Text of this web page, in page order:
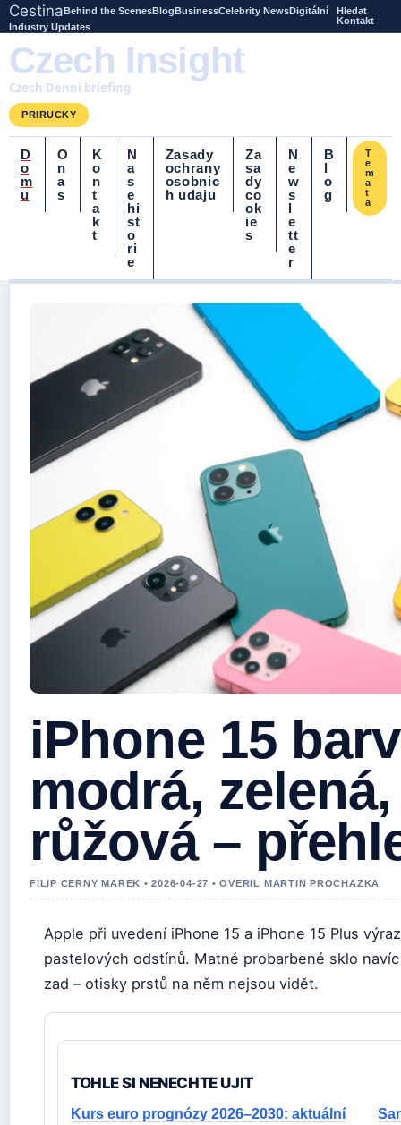
CestinaBehind the ScenesBlogBusinessCelebrity NewsDigitální
Industry Updates
Hledat
Kontakt
Czech Insight
Czech Denni briefing
PRIRUCKY
D
o
m
u
O
n
a
s
K
o
n
t
a
k
t
N
a
s
e
hi
st
o
ri
e
Zasady
ochrany
osobnic
h udaju
Za
sa
dy
co
ok
ie
s
N
e
w
s
l
e
tt
e
r
B
l
o
g
T
e
m
a
t
a
iPhone 15
modrá,
růžová –
FILIP CERNY MAREK • 2026-04-27 • OVERIL MARTIN PROCHAZKA
Apple při uvedení iPhone 15 a iPhone 15 Plus
pastelových odstínů. Matné probarbené sklo
zad – otisky prstů na něm nejsou vidět.
TOHLE SI NENECHTE UJIT
Kurs euro prognózy 2026–2030: aktuální